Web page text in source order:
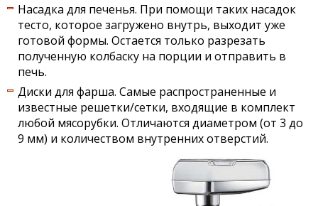
Насадка для печенья. При помощи таких насадок
тесто, которое загружено внутрь, выходит уже
готовой формы. Остается только разрезать
полученную колбаску на порции и отправить в
печь.
Диски для фарша. Самые распространенные и
известные решетки/сетки, входящие в комплект
любой мясорубки. Отличаются диаметром (от 3 до
9 мм) и количеством внутренних отверстий.